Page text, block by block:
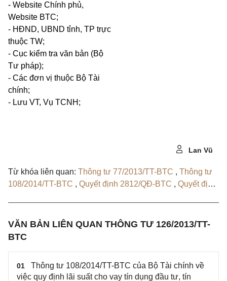
- Website Chính phủ,
Website BTC;
- HĐND, UBND tỉnh, TP trực
thuộc TW;
- Cục kiểm tra văn bản (Bộ
Tư pháp);
- Các đơn vị thuộc Bộ Tài
chính;
- Lưu VT, Vụ TCNH;
Lan Vũ
Từ khóa liên quan: Thông tư 77/2013/TT-BTC , Thông tư
108/2014/TT-BTC , Quyết định 2812/QĐ-BTC , Quyết định
VĂN BẢN LIÊN QUAN THÔNG TƯ 126/2013/TT-
BTC
01
Thông tư 108/2014/TT-BTC của Bộ Tài chính về
việc quy định lãi suất cho vay tín dụng đầu tư, tín